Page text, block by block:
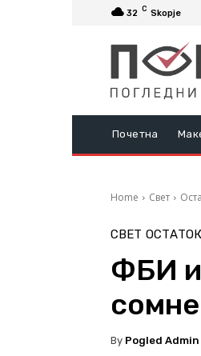
32 C Skopje
Почетна
Home Свет
СВЕТ ОСТАТОК
ФБИ
By Pogled Admin